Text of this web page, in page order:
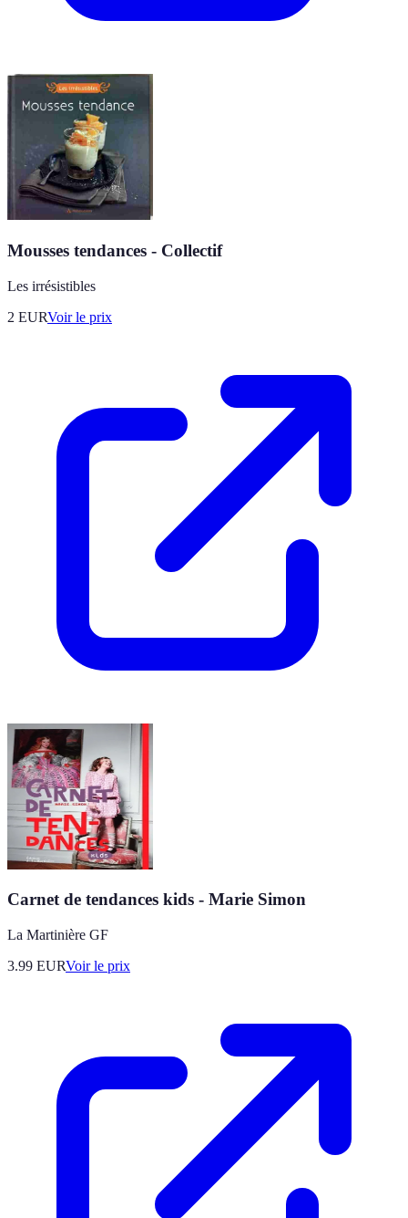
Mousses tendances - Collectif
Les irrésistibles
2 EURVoir le prix
Carnet de tendances kids - Marie Simon
La Martinière GF
3.99 EURVoir le prix